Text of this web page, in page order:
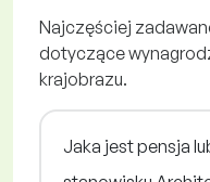
Najczęściej
dotyczące
krajobrazu.
Jaka jest pensja